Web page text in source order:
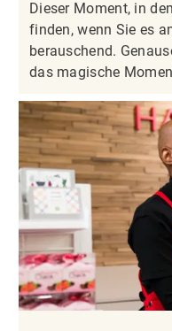
Dieser Moment, in
finden, wenn Sie es
berauschend.
das magische